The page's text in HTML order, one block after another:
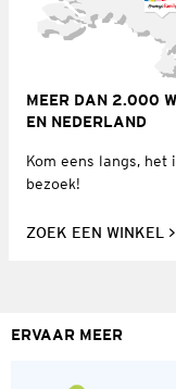
MEER DAN 2.000
EN NEDERLAND
Kom eens langs,
bezoek!
ZOEK EEN WINKEL
ERVAAR MEER